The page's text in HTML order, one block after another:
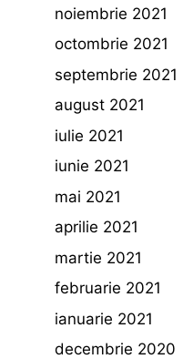
noiembrie 2021
octombrie 2021
septembrie 2021
august 2021
iulie 2021
iunie 2021
mai 2021
aprilie 2021
martie 2021
februarie 2021
ianuarie 2021
decembrie 2020